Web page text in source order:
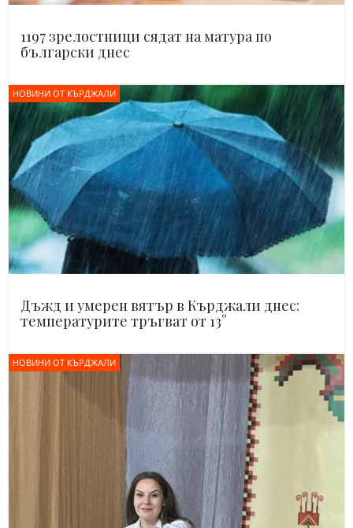
1197 зрелостници сядат на матура по
български днес
НОВИНИ ОТ КЪРДЖАЛИ
Дъжд и умерен вятър в Кърджали днес:
температурите тръгват от 13°
НОВИНИ ОТ КЪРДЖАЛИ